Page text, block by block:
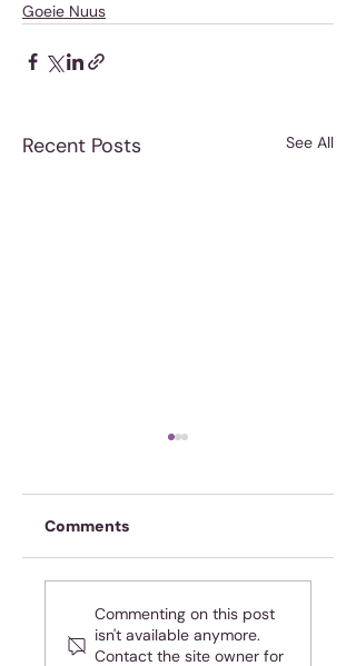
Goeie Nuus
Recent Posts See All
Oefen jou geheue
Comments
Commenting on this post
isn't available anymore.
Contact the site owner for